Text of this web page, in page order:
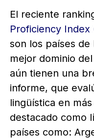
El reciente
Proficiency Index
son los países de
mejor dominio
aún tienen una
informe, que
lingüística en
destacado como
países como: